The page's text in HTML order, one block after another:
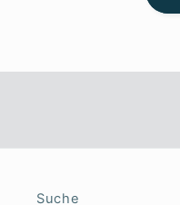
Suche